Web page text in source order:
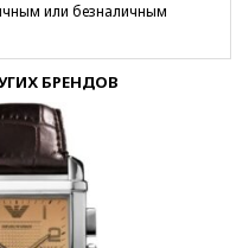
или безналичным
БРЕНДОВ